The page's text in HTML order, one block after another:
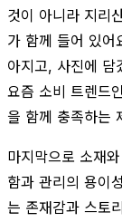
것이 아니라 지리
가 함께 들어 있어
아지고, 사진에 담
요즘 소비 트렌드
을 함께 충족하는
마지막으로 소재
함과 관리의 용이
는 존재감과 스토